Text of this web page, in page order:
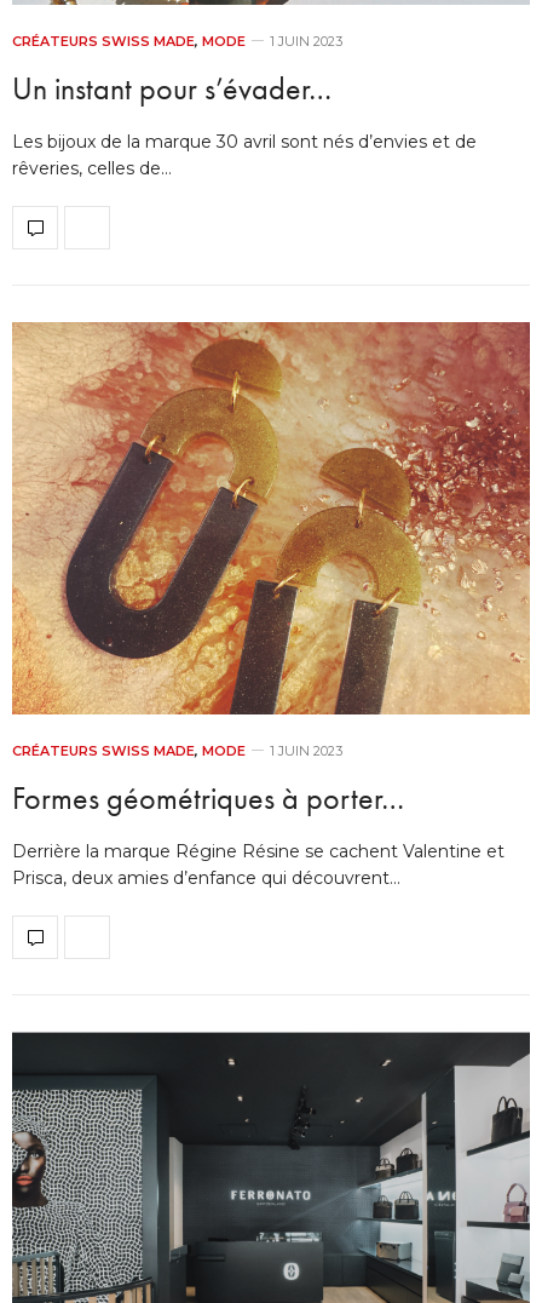
CRÉATEURS SWISS MADE, MODE 1 JUIN 2023
Un instant pour s’évader…
Les bijoux de la marque 30 avril sont nés d’envies et de
rêveries, celles de…
CRÉATEURS SWISS MADE, MODE 1 JUIN 2023
Formes géométriques à porter…
Derrière la marque Régine Résine se cachent Valentine et
Prisca, deux amies d’enfance qui découvrent…